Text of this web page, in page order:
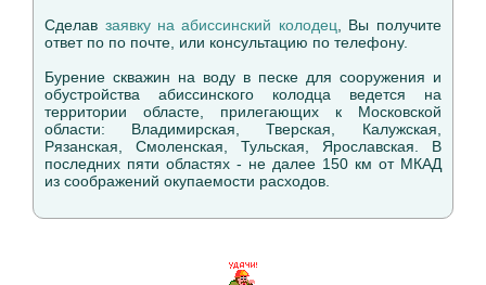
Сделав заявку на абиссинский колодец , Вы получите
ответ по по почте, или консультацию по телефону.
Бурение скважин на воду в песке для сооружения и
обустройства абиссинского колодца ведется на
территории областе, прилегающих к Московской
области: Владимирская, Тверская, Калужская,
Рязанская, Смоленская, Тульская, Ярославская. В
последних пяти областях - не далее 150 км от МКАД
из соображений окупаемости расходов.